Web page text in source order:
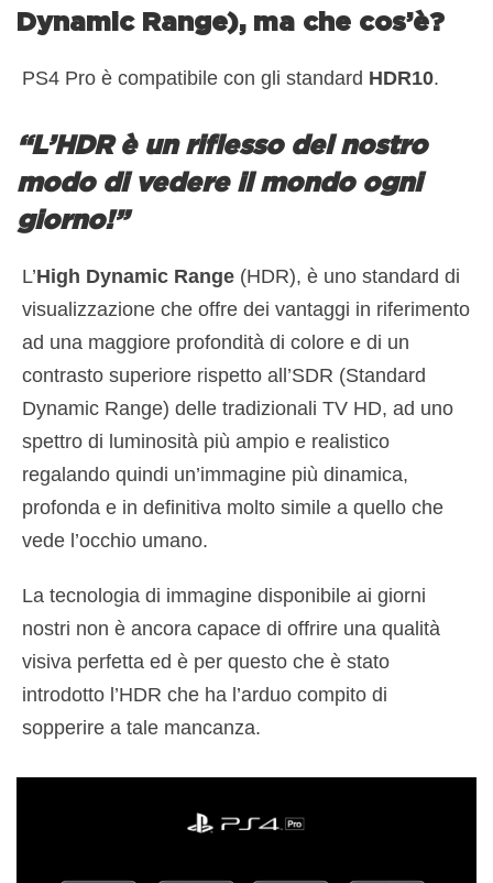
Dynamic Range), ma che cos’è?
PS4 Pro è compatibile con gli standard HDR10.
“L’HDR è un riflesso del nostro
modo di vedere il mondo ogni
giorno!”
L’High Dynamic Range (HDR), è uno standard di
visualizzazione che offre dei vantaggi in riferimento
ad una maggiore profondità di colore e di un
contrasto superiore rispetto all’SDR (Standard
Dynamic Range) delle tradizionali TV HD, ad uno
spettro di luminosità più ampio e realistico
regalando quindi un’immagine più dinamica,
profonda e in definitiva molto simile a quello che
vede l’occhio umano.
La tecnologia di immagine disponibile ai giorni
nostri non è ancora capace di offrire una qualità
visiva perfetta ed è per questo che è stato
introdotto l’HDR che ha l’arduo compito di
sopperire a tale mancanza.